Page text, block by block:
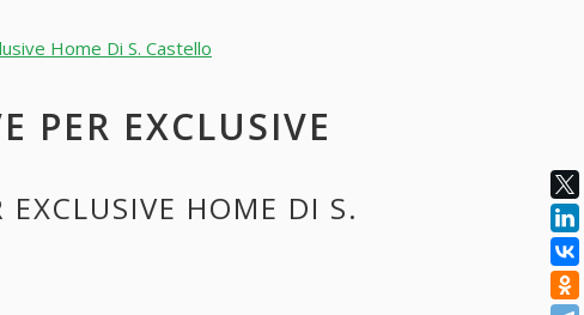
Home Di S. Castello
PER EXCLUSIVE
HOME DI S.